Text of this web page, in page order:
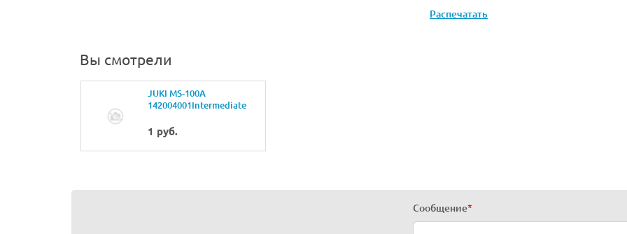
Распечатать
Вы смотрели
JUKI MS-100A
142004001Intermediate
1 руб.
Сообщение*